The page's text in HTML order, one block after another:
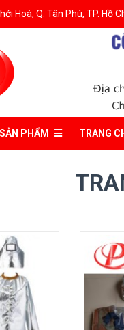
Hoà, Q. Tân Phú, TP. Hồ
SẢN PHẨM TRANG